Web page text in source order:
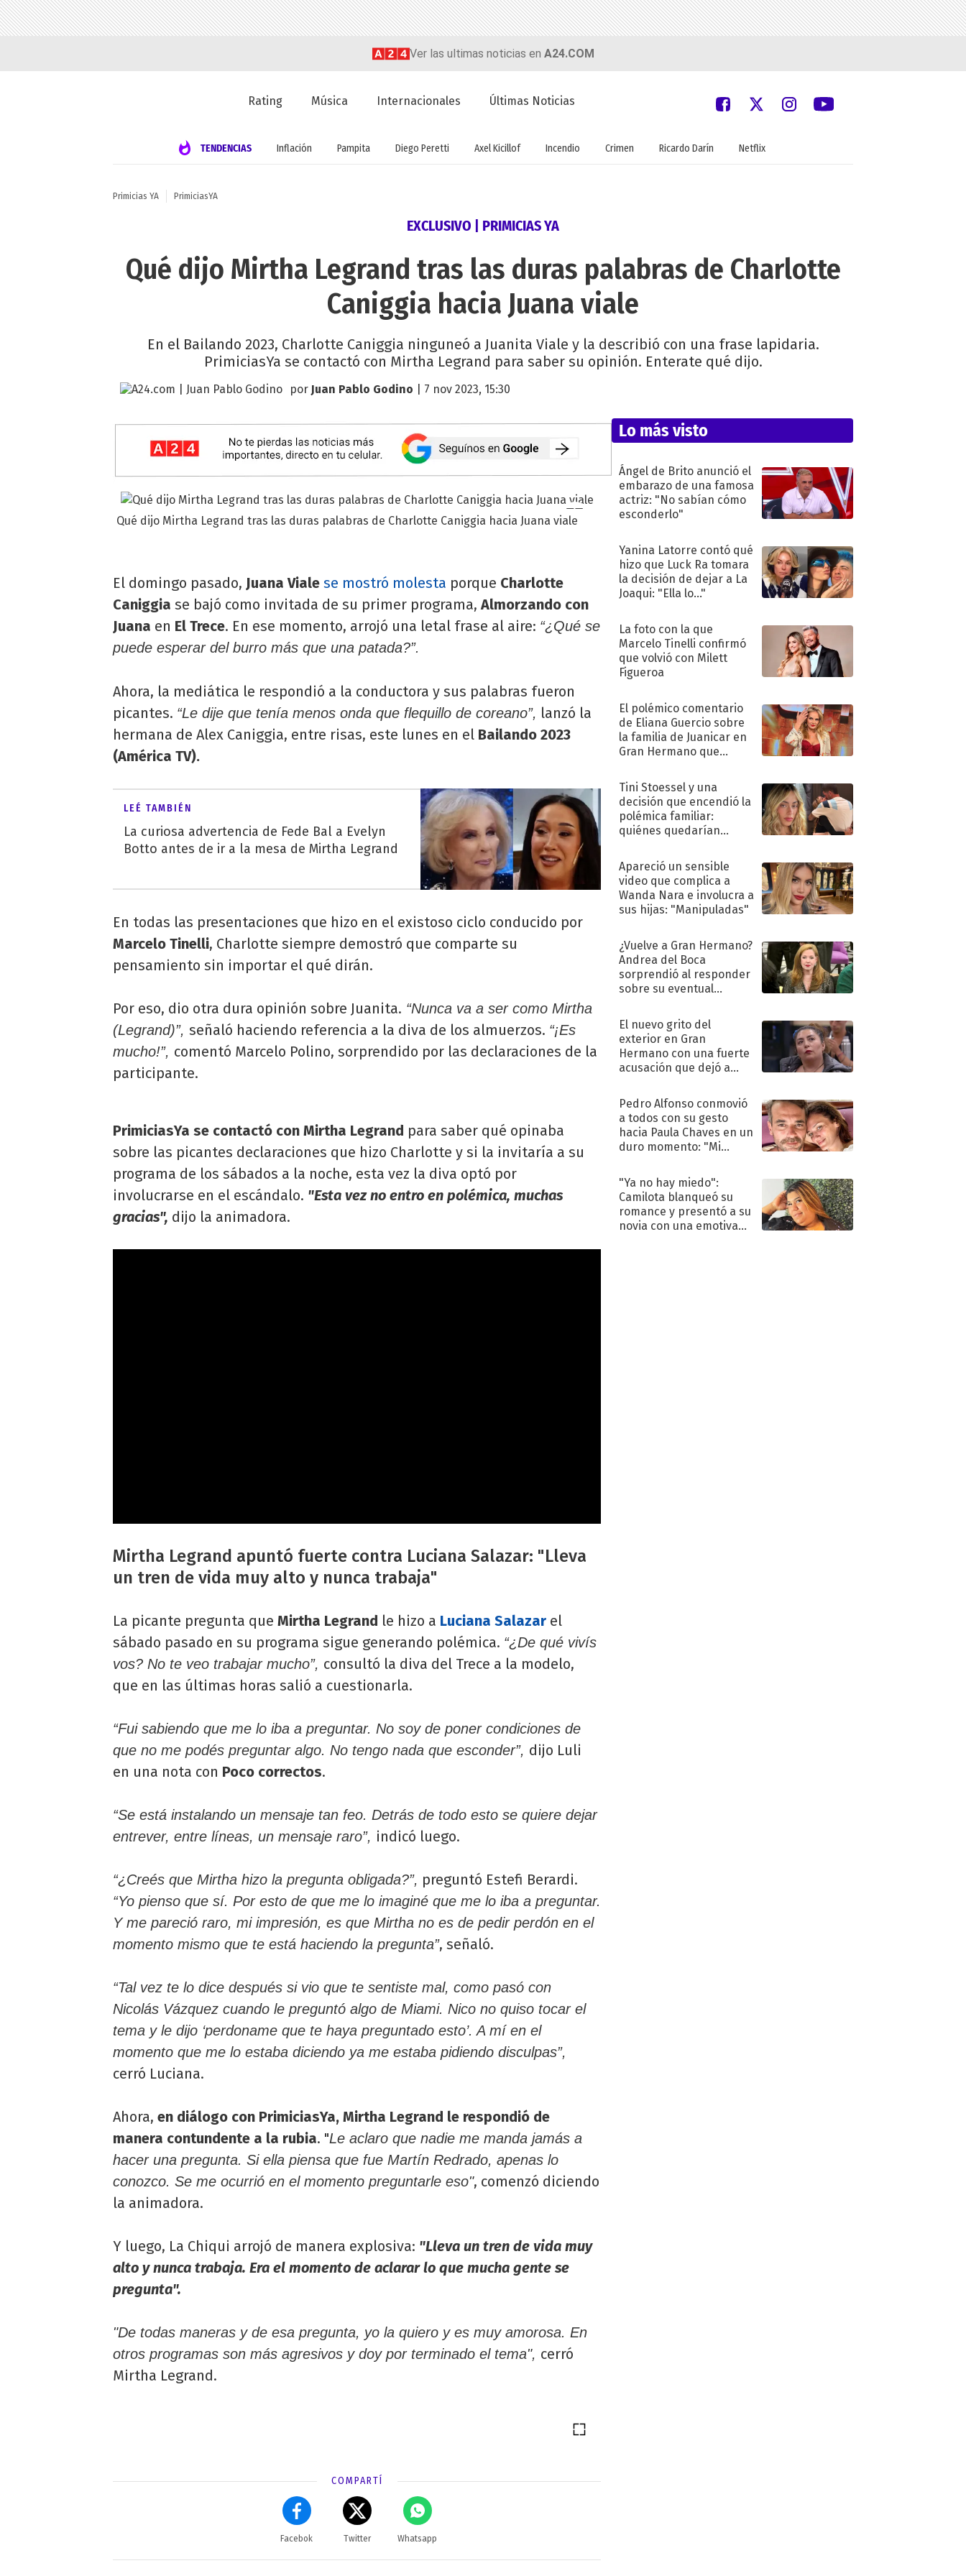
Ver las ultimas noticias en A24.COM
Rating Música Internacionales Últimas Noticias
TENDENCIAS Inflación Pampita Diego Peretti Axel Kicillof Incendio Crimen Ricardo Darín Netflix
Primicias YA PrimiciasYA
EXCLUSIVO | PRIMICIAS YA
Qué dijo Mirtha Legrand tras las duras palabras de Charlotte
Caniggia hacia Juana viale
En el Bailando 2023, Charlotte Caniggia ninguneó a Juanita Viale y la describió con una frase lapidaria.
PrimiciasYa se contactó con Mirtha Legrand para saber su opinión. Enterate qué dijo.
por Juan Pablo Godino | 7 nov 2023, 15:30
Qué dijo Mirtha Legrand tras las duras palabras de Charlotte Caniggia hacia Juana viale
El domingo pasado, Juana Viale se mostró molesta porque Charlotte
Caniggia se bajó como invitada de su primer programa, Almorzando con
Juana en El Trece. En ese momento, arrojó una letal frase al aire: “¿Qué se
puede esperar del burro más que una patada?”.
Ahora, la mediática le respondió a la conductora y sus palabras fueron
picantes. “Le dije que tenía menos onda que flequillo de coreano”, lanzó la
hermana de Alex Caniggia, entre risas, este lunes en el Bailando 2023
(América TV).
LEÉ TAMBIÉN
La curiosa advertencia de Fede Bal a Evelyn
Botto antes de ir a la mesa de Mirtha Legrand
En todas las presentaciones que hizo en el existoso ciclo conducido por
Marcelo Tinelli, Charlotte siempre demostró que comparte su
pensamiento sin importar el qué dirán.
Por eso, dio otra dura opinión sobre Juanita. “Nunca va a ser como Mirtha
(Legrand)”, señaló haciendo referencia a la diva de los almuerzos. “¡Es
mucho!”, comentó Marcelo Polino, sorprendido por las declaraciones de la
participante.
PrimiciasYa se contactó con Mirtha Legrand para saber qué opinaba
sobre las picantes declaraciones que hizo Charlotte y si la invitaría a su
programa de los sábados a la noche, esta vez la diva optó por
involucrarse en el escándalo. "Esta vez no entro en polémica, muchas
gracias", dijo la animadora.
Mirtha Legrand apuntó fuerte contra Luciana Salazar: "Lleva
un tren de vida muy alto y nunca trabaja"
La picante pregunta que Mirtha Legrand le hizo a Luciana Salazar el
sábado pasado en su programa sigue generando polémica. “¿De qué vivís
vos? No te veo trabajar mucho”, consultó la diva del Trece a la modelo,
que en las últimas horas salió a cuestionarla.
“Fui sabiendo que me lo iba a preguntar. No soy de poner condiciones de
que no me podés preguntar algo. No tengo nada que esconder”, dijo Luli
en una nota con Poco correctos.
“Se está instalando un mensaje tan feo. Detrás de todo esto se quiere dejar
entrever, entre líneas, un mensaje raro”, indicó luego.
“¿Creés que Mirtha hizo la pregunta obligada?”, preguntó Estefi Berardi.
“Yo pienso que sí. Por esto de que me lo imaginé que me lo iba a preguntar.
Y me pareció raro, mi impresión, es que Mirtha no es de pedir perdón en el
momento mismo que te está haciendo la pregunta”, señaló.
“Tal vez te lo dice después si vio que te sentiste mal, como pasó con
Nicolás Vázquez cuando le preguntó algo de Miami. Nico no quiso tocar el
tema y le dijo ‘perdoname que te haya preguntado esto’. A mí en el
momento que me lo estaba diciendo ya me estaba pidiendo disculpas”,
cerró Luciana.
Ahora, en diálogo con PrimiciasYa, Mirtha Legrand le respondió de
manera contundente a la rubia. "Le aclaro que nadie me manda jamás a
hacer una pregunta. Si ella piensa que fue Martín Redrado, apenas lo
conozco. Se me ocurrió en el momento preguntarle eso", comenzó diciendo
la animadora.
Y luego, La Chiqui arrojó de manera explosiva: "Lleva un tren de vida muy
alto y nunca trabaja. Era el momento de aclarar lo que mucha gente se
pregunta".
"De todas maneras y de esa pregunta, yo la quiero y es muy amorosa. En
otros programas son más agresivos y doy por terminado el tema", cerró
Mirtha Legrand.
COMPARTÍ
Facebok Twitter Whatsapp
Lo más visto
Ángel de Brito anunció el
embarazo de una famosa
actriz: "No sabían cómo
esconderlo"
Yanina Latorre contó qué
hizo que Luck Ra tomara
la decisión de dejar a La
Joaqui: "Ella lo..."
La foto con la que
Marcelo Tinelli confirmó
que volvió con Milett
Figueroa
El polémico comentario
de Eliana Guercio sobre
la familia de Juanicar en
Gran Hermano que
Tini Stoessel y una
decisión que encendió la
polémica familiar:
quiénes quedarían
Apareció un sensible
video que complica a
Wanda Nara e involucra a
sus hijas: "Manipuladas"
¿Vuelve a Gran Hermano?
Andrea del Boca
sorprendió al responder
sobre su eventual
El nuevo grito del
exterior en Gran
Hermano con una fuerte
acusación que dejó a
"Traidora"
Pedro Alfonso conmovió
a todos con su gesto
hacia Paula Chaves en un
duro momento: "Mi
terapéutico"
"Ya no hay miedo":
Camilota blanqueó su
romance y presentó a su
novia con una emotiva